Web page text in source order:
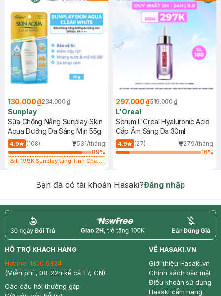
130.000 ₫234.000 ₫
Sunplay
Sữa Chống Nắng Sunplay Skin
Aqua Dưỡng Da Sáng Mịn 55g
4.9 (108)
531/tháng
89%
Bill 199K Sunplay tặng Tinh Chất
297.000 ₫519.000 ₫
L'Oreal
Serum L'Oreal Hyaluronic Acid
Cấp Ẩm Sáng Da 30ml
4.9 (27)
279/tháng
16%
Bạn đã có tài khoản Hasaki?Đăng nhập
return nowfree price
HỖ TRỢ KHÁCH HÀNG
Hotline: 1800 6324
(Miễn phí , 08-22h kể cả T7, CN)
Các câu hỏi thường gặp
VỀ HASAKI.VN
Giới thiệu Hasaki.vn
Chính sách bảo mật
Điều khoản sử dụng
Hasaki cẩm nang